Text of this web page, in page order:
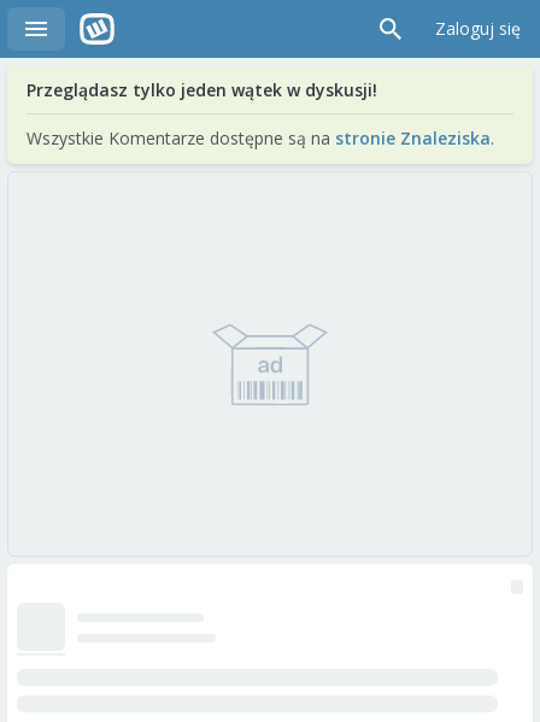
Zaloguj się
Przeglądasz tylko jeden wątek w dyskusji!
Wszystkie Komentarze dostępne są na stronie Znaleziska.